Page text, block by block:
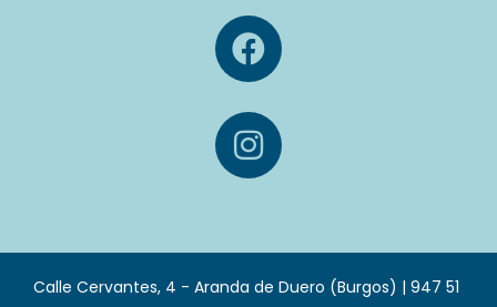
Calle Cervantes, 4 - Aranda de Duero (Burgos) | 947 51